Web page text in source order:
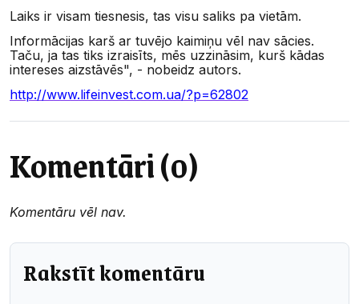
Laiks ir visam tiesnesis, tas visu saliks pa vietām.
Informācijas karš ar tuvējo kaimiņu vēl nav sācies.
Taču, ja tas tiks izraisīts, mēs uzzināsim, kurš kādas
intereses aizstāvēs", - nobeidz autors.
http://www.lifeinvest.com.ua/?p=62802
Komentāri (0)
Komentāru vēl nav.
Rakstīt komentāru